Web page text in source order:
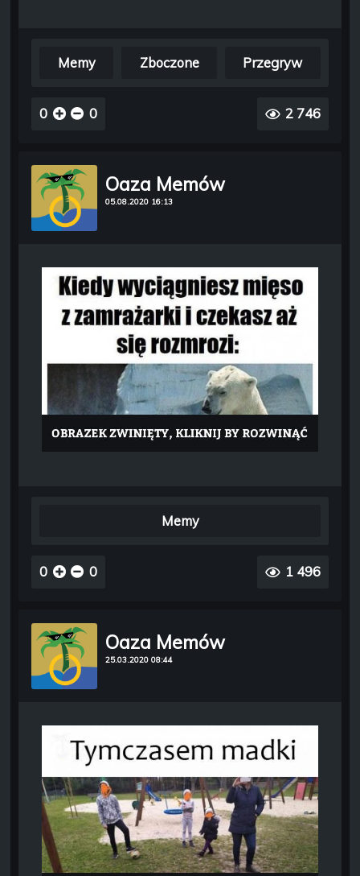
Memy Zboczone Przegryw
0 0 2 746
Oaza Memów
05.08.2020 16:13
Memy
0 0 1 496
Oaza Memów
25.03.2020 08:44